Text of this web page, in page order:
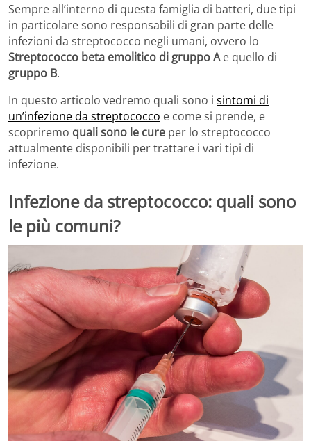
Sempre all’interno di questa famiglia di batteri, due tipi
in particolare sono responsabili di gran parte delle
infezioni da streptococco negli umani, ovvero lo
Streptococco beta emolitico di gruppo Ae quello di
gruppo B.
In questo articolo vedremo quali sono i sintomi di
un’infezione da streptococco e come si prende, e
scopriremo quali sono le cure per lo streptococco
attualmente disponibili per trattare i vari tipi di
infezione.
Infezione da streptococco: quali sono
le più comuni?